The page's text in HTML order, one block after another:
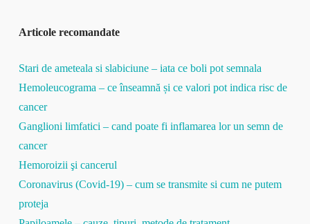
Articole recomandate
Stari de ameteala si slabiciune – iata ce boli pot semnala
Hemoleucograma – ce înseamnă și ce valori pot indica risc de
cancer
Ganglioni limfatici – cand poate fi inflamarea lor un semn de
cancer
Hemoroizii şi cancerul
Coronavirus (Covid-19) – cum se transmite si cum ne putem
proteja